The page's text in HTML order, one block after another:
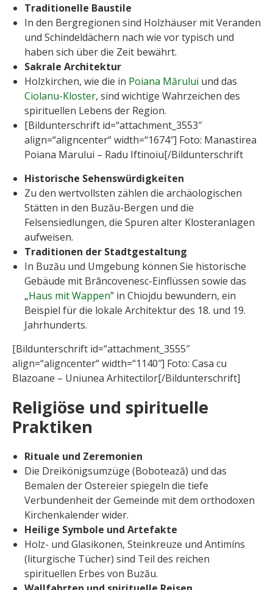
Traditionelle Baustile
In den Bergregionen sind Holzhäuser mit Veranden
und Schindeldächern nach wie vor typisch und
haben sich über die Zeit bewährt.
Sakrale Architektur
Holzkirchen, wie die in Poiana Mărului und das
Ciolanu-Kloster, sind wichtige Wahrzeichen des
spirituellen Lebens der Region.
[Bildunterschrift id=“attachment_3553″
align=“aligncenter“ width=“1674″] Foto: Manastirea
Poiana Marului – Radu Iftinoiu[/Bildunterschrift
Historische Sehenswürdigkeiten
Zu den wertvollsten zählen die archäologischen
Stätten in den Buzău-Bergen und die
Felsensiedlungen, die Spuren alter Klosteranlagen
aufweisen.
Traditionen der Stadtgestaltung
In Buzău und Umgebung können Sie historische
Gebäude mit Brâncovenesc-Einflüssen sowie das
„Haus mit Wappen” in Chiojdu bewundern, ein
Beispiel für die lokale Architektur des 18. und 19.
Jahrhunderts.
[Bildunterschrift id=“attachment_3555″
align=“aligncenter“ width=“1140″] Foto: Casa cu
Blazoane – Uniunea Arhitectilor[/Bildunterschrift]
Religiöse und spirituelle
Praktiken
Rituale und Zeremonien
Die Dreikönigsumzüge (Bobotează) und das
Bemalen der Ostereier spiegeln die tiefe
Verbundenheit der Gemeinde mit dem orthodoxen
Kirchenkalender wider.
Heilige Symbole und Artefakte
Holz- und Glasikonen, Steinkreuze und Antimíns
(liturgische Tücher) sind Teil des reichen
spirituellen Erbes von Buzău.